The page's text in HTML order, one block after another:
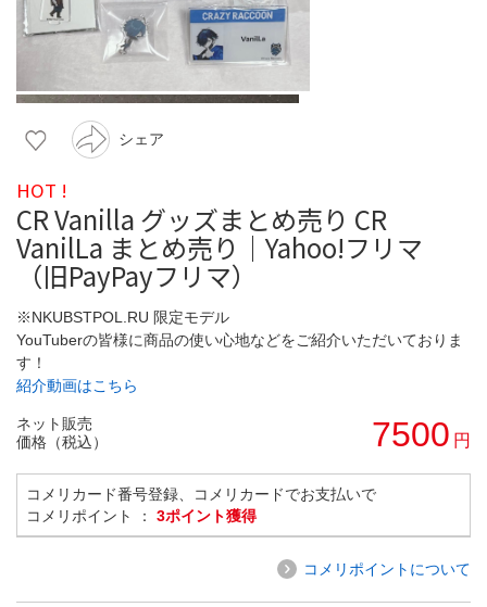
シェア
HOT !
CR Vanilla グッズまとめ売り CR
VanilLa まとめ売り｜Yahoo!フリマ
（旧PayPayフリマ）
※NKUBSTPOL.RU 限定モデル
YouTuberの皆様に商品の使い心地などをご紹介いただいておりま
す！
紹介動画はこちら
ネット販売
価格（税込）
7500 円
コメリカード番号登録、コメリカードでお支払いで
コメリポイント ： 3ポイント獲得
コメリポイントについて